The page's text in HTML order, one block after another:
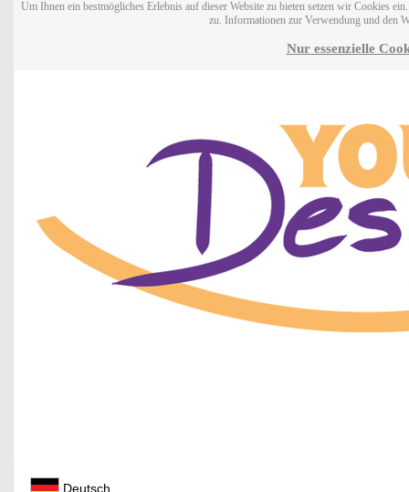
Um Ihnen ein bestmögliches Erlebnis auf dieser Website zu bieten setzen wir Cookies
zu. Informationen zur Verwendung und den
Nur essenzielle
Deutsch